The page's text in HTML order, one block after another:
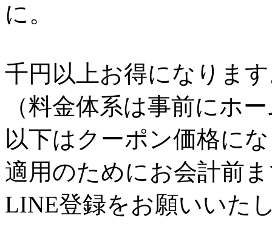
に。
千円以上お得になりま
（料金体系は事前にホ
以下はクーポン価格に
適用のためにお会計前
LINE登録をお願いいた